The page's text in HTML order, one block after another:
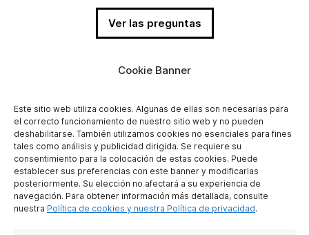
Cookie Banner
Este sitio web utiliza cookies. Algunas de ellas son necesarias para
el correcto funcionamiento de nuestro sitio web y no pueden
deshabilitarse. También utilizamos cookies no esenciales para fines
tales como análisis y publicidad dirigida. Se requiere su
consentimiento para la colocación de estas cookies. Puede
establecer sus preferencias con este banner y modificarlas
posteriormente. Su elección no afectará a su experiencia de
navegación. Para obtener información más detallada, consulte
nuestra Política de cookies y nuestra Política de privacidad.
Ver las preguntas